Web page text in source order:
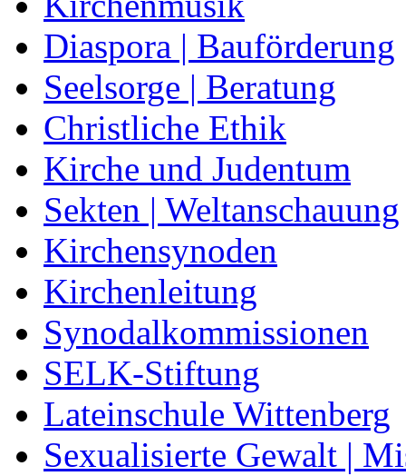
Diaspora | Bauförderung
Seelsorge | Beratung
Christliche Ethik
Kirche und Judentum
Sekten | Weltanschauung
Kirchensynoden
Kirchenleitung
Synodalkommissionen
SELK-Stiftung
Lateinschule Wittenberg
Sexualisierte Gewalt |